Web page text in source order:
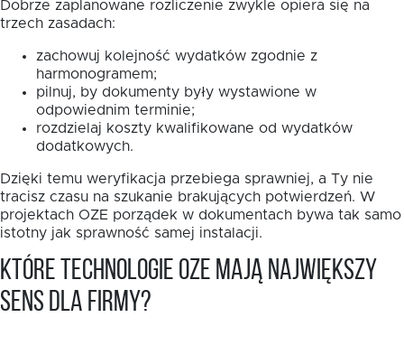
Dobrze zaplanowane rozliczenie zwykle opiera się na
trzech zasadach:
zachowuj kolejność wydatków zgodnie z
harmonogramem;
pilnuj, by dokumenty były wystawione w
odpowiednim terminie;
rozdzielaj koszty kwalifikowane od wydatków
dodatkowych.
Dzięki temu weryfikacja przebiega sprawniej, a Ty nie
tracisz czasu na szukanie brakujących potwierdzeń. W
projektach OZE porządek w dokumentach bywa tak samo
istotny jak sprawność samej instalacji.
Które technologie OZE mają największy
sens dla firmy?